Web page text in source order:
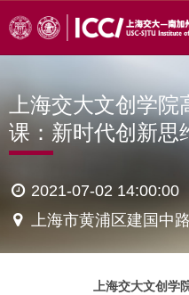
上海交大文创学院
课：新时代创新思
2021-07-02 14:00:00
上海市黄浦区建国中
上海交大文创学